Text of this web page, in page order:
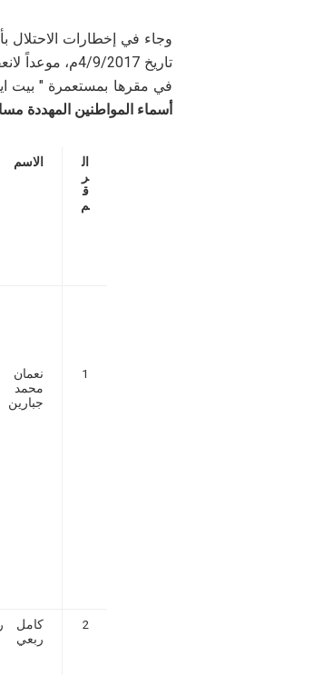
وجاء في إخطارات الاحتلال
تاريخ 4/9/
في مقرها بمستعمرة " بيت
أسماء المواطنين المهددة
ال
ر
ق
م
الاسم
1
نعمان
محمد
جبارين
2
كامل
ربعي